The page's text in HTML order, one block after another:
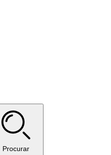
Procurar